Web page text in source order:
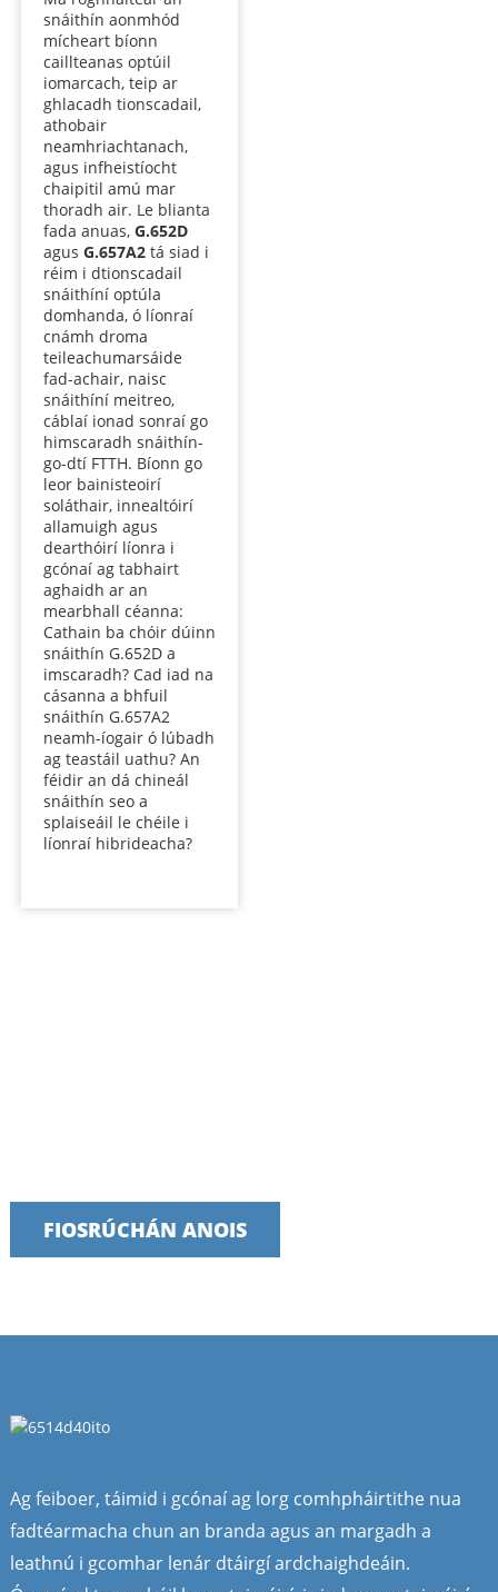
snáithín aonmhód
mícheart bíonn
caillteanas optúil
iomarcach, teip ar
ghlacadh tionscadail,
athobair
neamhriachtanach,
agus infheistíocht
chaipitil amú mar
thoradh air. Le blianta
fada anuas, G.652D
agus G.657A2tá siad i
réim i dtionscadail
snáithíní optúla
domhanda, ó líonraí
cnámh droma
teileachumarsáide
fad-achair, naisc
snáithíní meitreo,
cáblaí ionad sonraí go
himscaradh snáithín-
go-dtí FTTH. Bíonn go
leor bainisteoirí
soláthair, innealtóirí
allamuigh agus
dearthóirí líonra i
gcónaí ag tabhairt
aghaidh ar an
mearbhall céanna:
Cathain ba chóir dúinn
snáithín G.652D a
imscaradh? Cad iad na
cásanna a bhfuil
snáithín G.657A2
neamh-íogair ó lúbadh
ag teastáil uathu? An
féidir an dá chineál
snáithín seo a
splaiseáil le chéile i
líonraí hibrideacha?
FIOSRÚCHÁN ANOIS
Ag feiboer, táimid i gcónaí ag lorg comhpháirtithe nua
fadtéarmacha chun an branda agus an margadh a
leathnú i gcomhar lenár dtáirgí ardchaighdeáin.